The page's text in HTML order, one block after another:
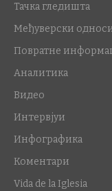
Тачка гледишта
Међуверски
Повратне
Аналитика
Видео
Интервјуи
Инфографика
Коментари
Vida de la Iglesia